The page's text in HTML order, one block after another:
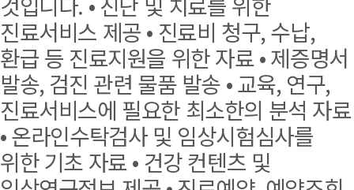
진료서비스 제공 • 진료비 청구, 수납,
환급 등 진료지원을 위한 자료 • 제증명서
발송, 검진 관련 물품 발송 • 교육, 연구,
진료서비스에 필요한 최소한의 분석 자료
• 온라인수탁검사 및 임상시험심사를
위한 기초 자료 • 건강 컨텐츠 및